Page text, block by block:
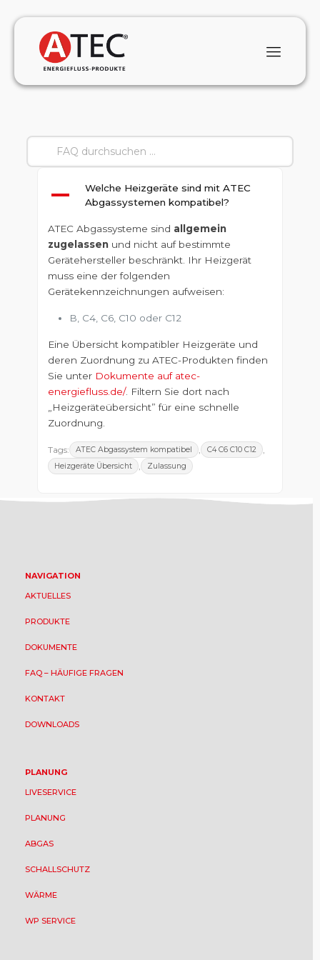
A
Welche Heizgeräte sind mit ATEC
Abgassystemen kompatibel?
ATEC Abgassysteme sind allgemein
zugelassenund nicht auf bestimmte
Gerätehersteller beschränkt. Ihr Heizgerät
muss eine der folgenden
Gerätekennzeichnungen aufweisen:
B, C4, C6, C10 oder C12
Eine Übersicht kompatibler Heizgeräte und
deren Zuordnung zu ATEC-Produkten finden
Sie unter Dokumente auf atec-
energiefluss.de/. Filtern Sie dort nach
„Heizgeräteübersicht” für eine schnelle
Zuordnung.
Tags: ATEC Abgassystem kompatibel , C4 C6 C10 C12 ,
Heizgeräte Übersicht , Zulassung
NAVIGATION
AKTUELLES
PRODUKTE
DOKUMENTE
FAQ – HÄUFIGE FRAGEN
KONTAKT
DOWNLOADS
PLANUNG
LIVESERVICE
PLANUNG
ABGAS
SCHALLSCHUTZ
WÄRME
WP SERVICE